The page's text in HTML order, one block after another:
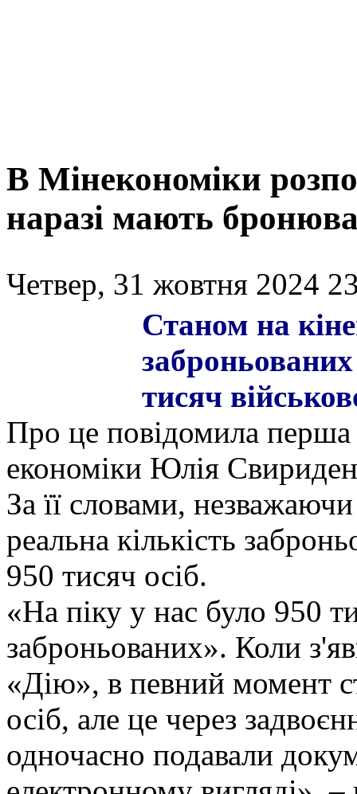
В Мінекономіки
наразі мають
Четвер, 31 жовтня 2024
Станом на
заброньованих
тисяч
Про це повідомила перша
економіки Юлія
За її словами,
реальна кількість
950 тисяч осіб.
«На піку у нас було 950
заброньованих». Коли
«Дію», в певний момент
осіб, але це через
одночасно подавали